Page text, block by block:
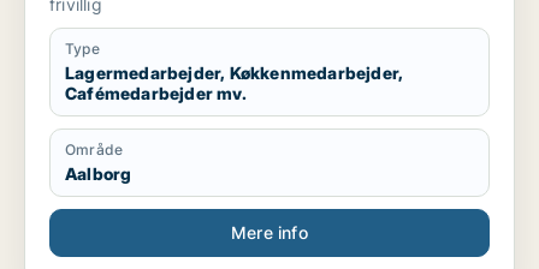
frivillig
Type
Lagermedarbejder, Køkkenmedarbejder,
Cafémedarbejder mv.
Område
Aalborg
Mere info